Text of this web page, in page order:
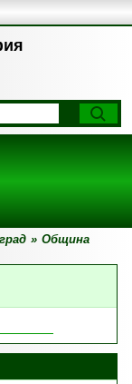
» Община